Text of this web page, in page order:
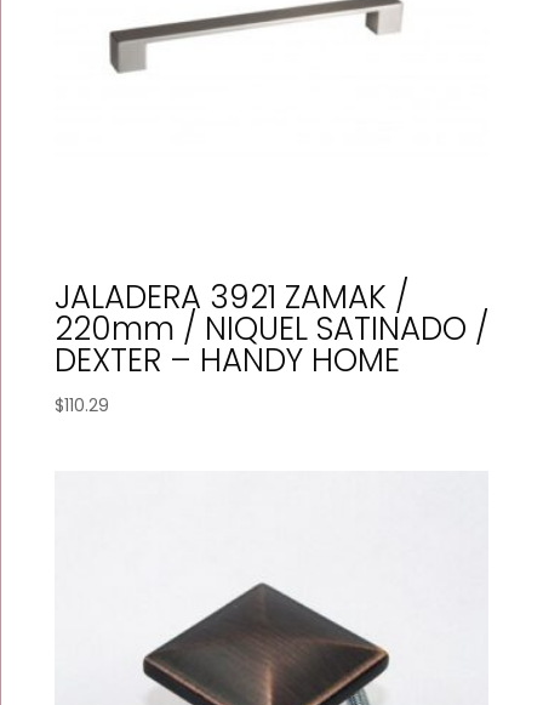
JALADERA 3921 ZAMAK /
220mm / NIQUEL SATINADO /
DEXTER – HANDY HOME
$110.29